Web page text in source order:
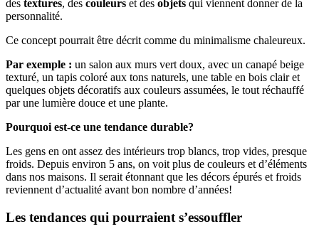
des textures, des couleurs et des objets qui viennent donner de la
personnalité.
Ce concept pourrait être décrit comme du minimalisme chaleureux.
Par exemple : un salon aux murs vert doux, avec un canapé beige
texturé, un tapis coloré aux tons naturels, une table en bois clair et
quelques objets décoratifs aux couleurs assumées, le tout réchauffé
par une lumière douce et une plante.
Pourquoi est-ce une tendance durable?
Les gens en ont assez des intérieurs trop blancs, trop vides, presque
froids. Depuis environ 5 ans, on voit plus de couleurs et d’éléments
dans nos maisons. Il serait étonnant que les décors épurés et froids
reviennent d’actualité avant bon nombre d’années!
Les tendances qui pourraient s’essouffler